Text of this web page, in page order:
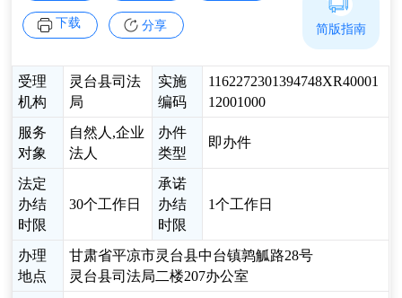
下载 分享
受理
机构
灵台县司法
局
实施
编码
1162272301394748XR40001
12001000
服务
对象
自然人,企业
法人
办件
类型
即办件
法定
办结
时限
30个工作日
承诺
办结
时限
1个工作日
办理
地点
甘肃省平凉市灵台县中台镇鹑觚路28号
灵台县司法局二楼207办公室
简版指南